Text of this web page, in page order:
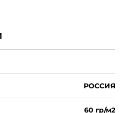
РОССИЯ
60 гр/м2